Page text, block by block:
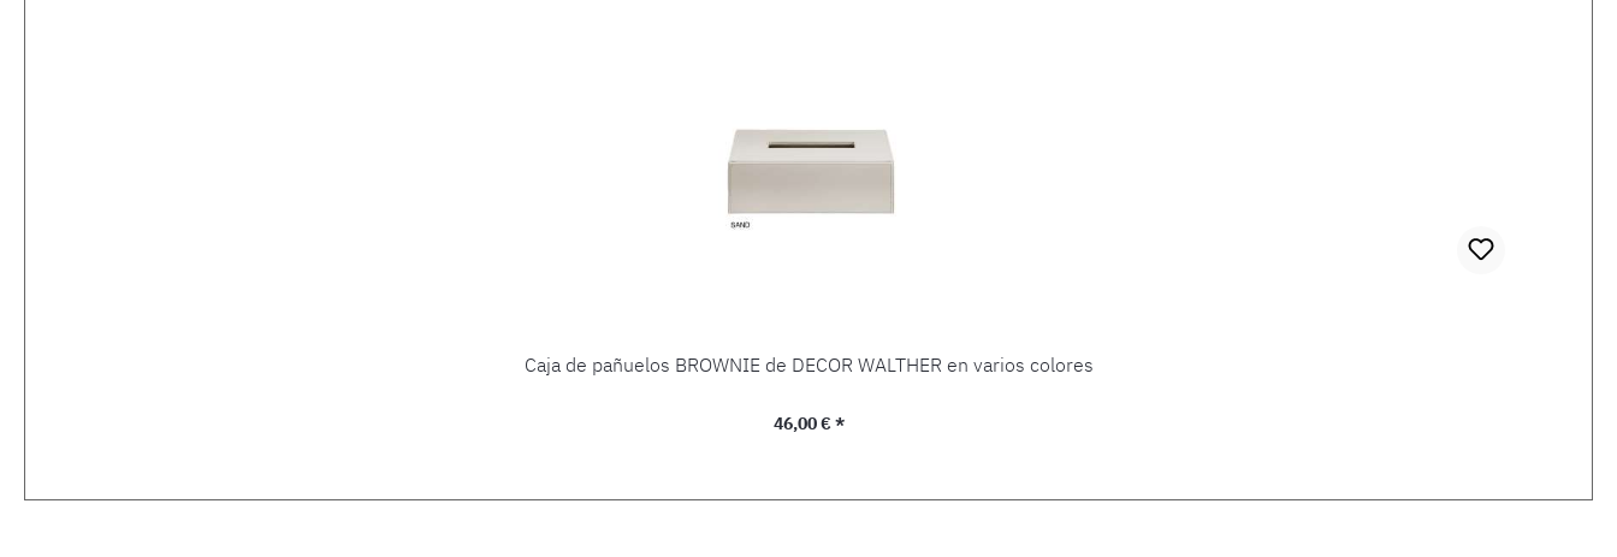
Caja de pañuelos BROWNIE de DECOR WALTHER en varios colores
Precio normal:
46,00 € *